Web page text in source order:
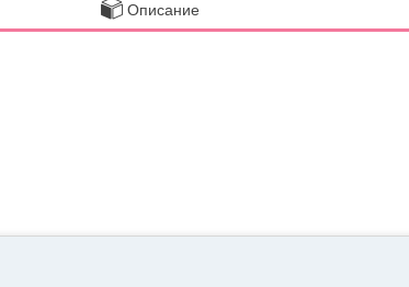
Описание